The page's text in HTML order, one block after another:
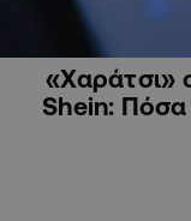
«Χαράτσι»
Shein: